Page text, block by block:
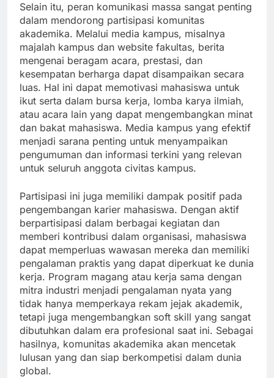
Selain itu, peran komunikasi massa sangat penting
dalam mendorong partisipasi komunitas
akademika. Melalui media kampus, misalnya
majalah kampus dan website fakultas, berita
mengenai beragam acara, prestasi, dan
kesempatan berharga dapat disampaikan secara
luas. Hal ini dapat memotivasi mahasiswa untuk
ikut serta dalam bursa kerja, lomba karya ilmiah,
atau acara lain yang dapat mengembangkan minat
dan bakat mahasiswa. Media kampus yang efektif
menjadi sarana penting untuk menyampaikan
pengumuman dan informasi terkini yang relevan
untuk seluruh anggota civitas kampus.
Partisipasi ini juga memiliki dampak positif pada
pengembangan karier mahasiswa. Dengan aktif
berpartisipasi dalam berbagai kegiatan dan
memberi kontribusi dalam organisasi, mahasiswa
dapat memperluas wawasan mereka dan memiliki
pengalaman praktis yang dapat diperkuat ke dunia
kerja. Program magang atau kerja sama dengan
mitra industri menjadi pengalaman nyata yang
tidak hanya memperkaya rekam jejak akademik,
tetapi juga mengembangkan soft skill yang sangat
dibutuhkan dalam era profesional saat ini. Sebagai
hasilnya, komunitas akademika akan mencetak
lulusan yang dan siap berkompetisi dalam dunia
global.